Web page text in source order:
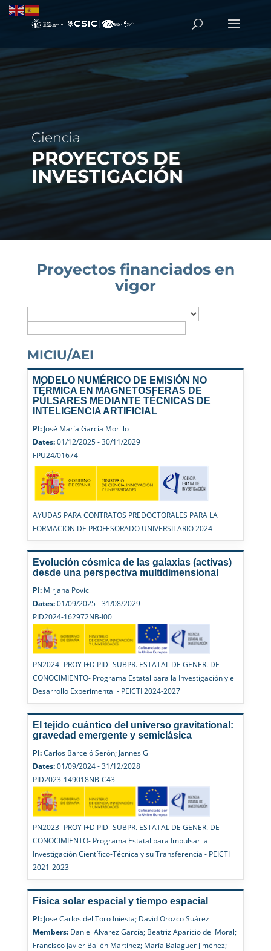
Ciencia
PROYECTOS DE
INVESTIGACIÓN
Proyectos financiados en
vigor
MICIU/AEI
MODELO NUMÉRICO DE EMISIÓN NO
TÉRMICA EN MAGNETOSFERAS DE
PÚLSARES MEDIANTE TÉCNICAS DE
INTELIGENCIA ARTIFICIAL
PI:José María García Morillo
Dates:01/12/2025 - 30/11/2029
FPU24/01674
AYUDAS PARA CONTRATOS PREDOCTORALES PARA LA
FORMACION DE PROFESORADO UNIVERSITARIO 2024
Evolución cósmica de las galaxias (activas)
desde una perspectiva multidimensional
PI:Mirjana Povic
Dates:01/09/2025 - 31/08/2029
PID2024-162972NB-I00
PN2024 -PROY I+D PID- SUBPR. ESTATAL DE GENER. DE
CONOCIMIENTO- Programa Estatal para la Investigación y el
Desarrollo Experimental - PEICTI 2024-2027
El tejido cuántico del universo gravitational:
gravedad emergente y semiclásica
PI:Carlos Barceló Serón; Jannes Gil
Dates:01/09/2024 - 31/12/2028
PID2023-149018NB-C43
PN2023 -PROY I+D PID- SUBPR. ESTATAL DE GENER. DE
CONOCIMIENTO- Programa Estatal para Impulsar la
Investigación Científico-Técnica y su Transferencia - PEICTI
2021-2023
Física solar espacial y tiempo espacial
PI:Jose Carlos del Toro Iniesta; David Orozco Suárez
Members:Daniel Alvarez García; Beatriz Aparicio del Moral;
Francisco Javier Bailén Martínez; María Balaguer Jiménez;